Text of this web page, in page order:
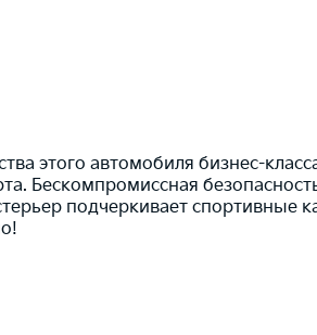
этого автомобиля бизнес-
Бескомпромиссная
подчеркивает спортивные